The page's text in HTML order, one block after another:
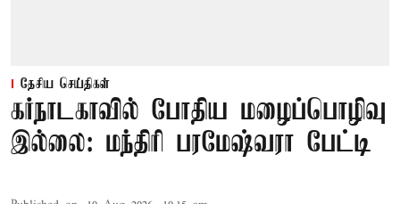
தேசிய செய்திகள்
கர்நாடகாவில் போதிய மழைப்பொழிவு
இல்லை: மந்திரி பரமேஷ்வரா பேட்டி